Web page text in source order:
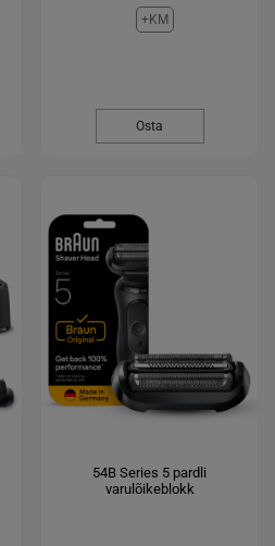
+KM
Osta
54B Series 5 pardli
varulõikeblokk